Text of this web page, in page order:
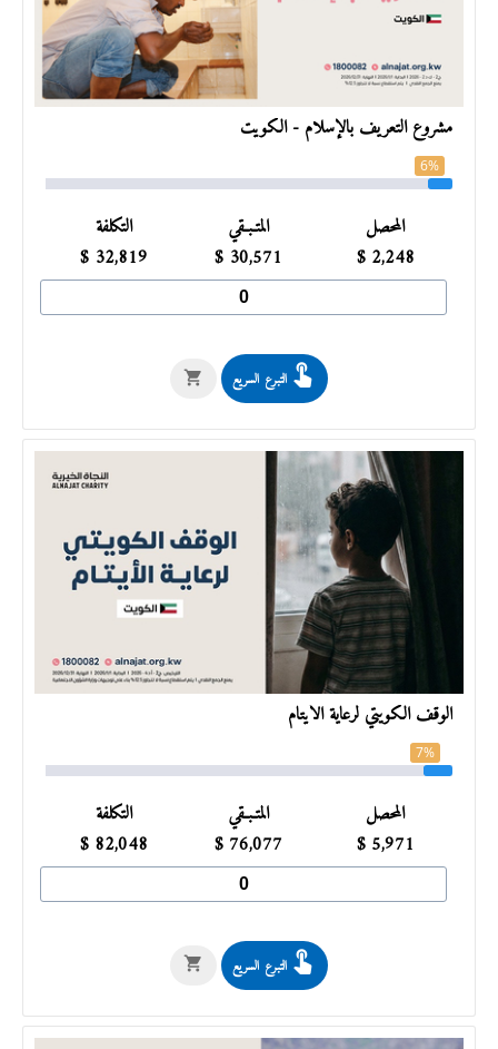
مشروع التعريف بالإسلام - الكويت
6%
المحصل
2,248
$
المتـبـقي
30,571
$
التكلفة
32,819
$
التبرع السريع
الوقف الكويتي لرعاية الأيتام
7%
المحصل
5,971
$
المتـبـقي
76,077
$
التكلفة
82,048
$
التبرع السريع